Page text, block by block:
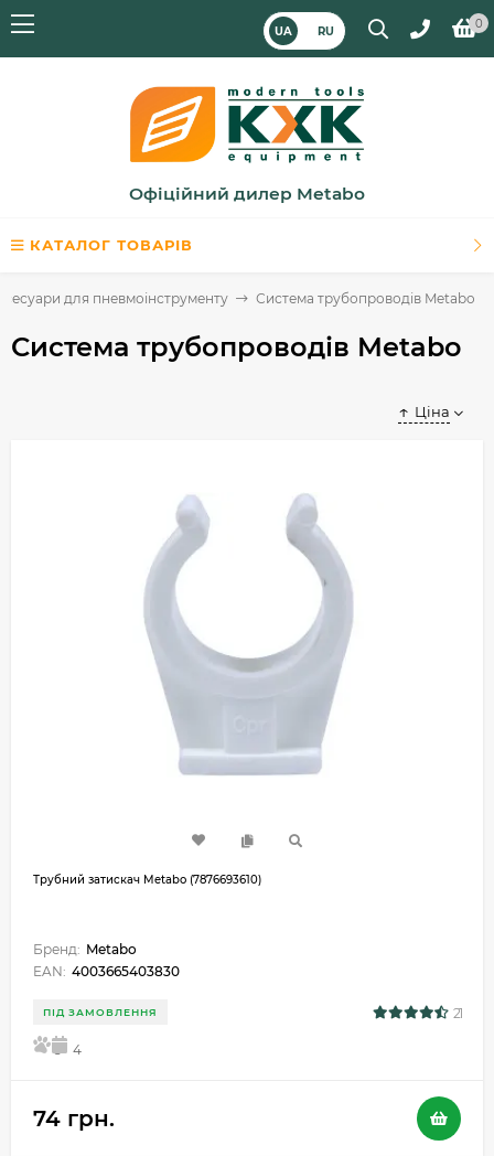
UA RU
0
Офіційний дилер Metabo
КАТАЛОГ ТОВАРІВ
для пневмоінструменту Система трубопроводів Metabo
Система трубопроводів Metabo
Ціна
Трубний затискач Metabo (7876693610)
Бренд: Metabo
EAN: 4003665403830
ПІД ЗАМОВЛЕННЯ 21
5 4
74 грн.